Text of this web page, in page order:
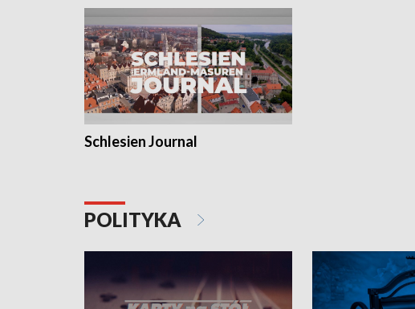
Schlesien Journal
POLITYKA